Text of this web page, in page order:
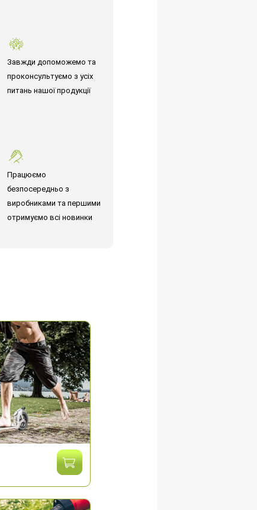
Завжди допоможемо та
проконсультуємо з усіх
питань нашої продукції
Працюємо
безпосередньо з
виробниками та першими
отримуємо всі новинки